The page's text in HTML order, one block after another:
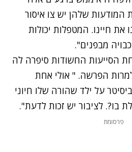
המודעות שלהן יש צו איסור
את חיינו. המטפלות יכולות
מבפנים".
הסייעות החשודות סיפרה לה
הפרשה. " אולי אחת
על ילד שהורה שלו חיוני
בו?. לציבור יש זכות לדעת".
פרסומת